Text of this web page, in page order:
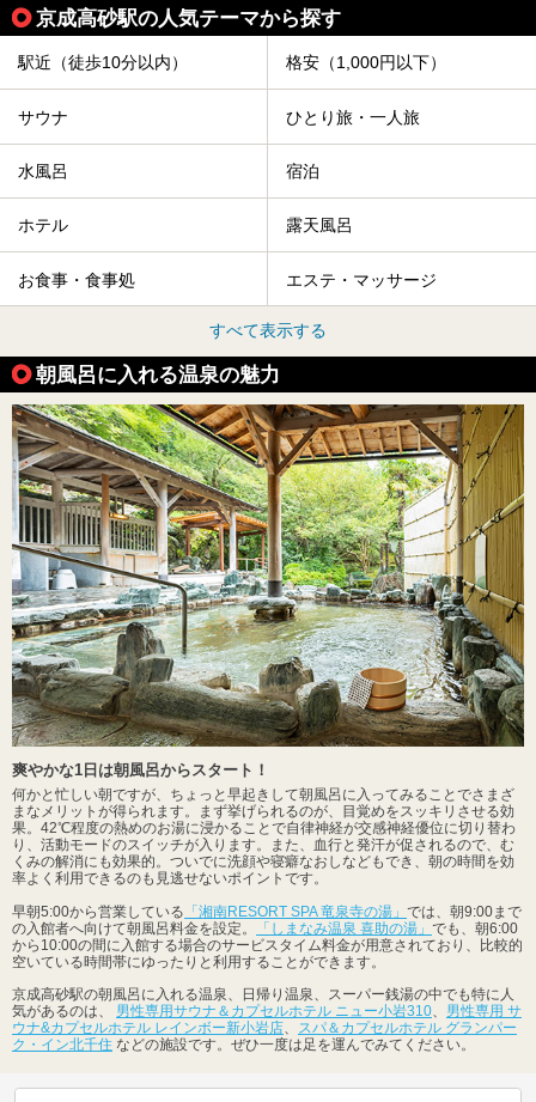
京成高砂駅の人気テーマから探す
駅近（徒歩10分以内） 格安（1,000円以下）
サウナ ひとり旅・一人旅
水風呂 宿泊
ホテル 露天風呂
お食事・食事処 エステ・マッサージ
すべて表示する
朝風呂に入れる温泉の魅力
爽やかな1日は朝風呂からスタート！
何かと忙しい朝ですが、ちょっと早起きして朝風呂に入ってみることでさまざ
まなメリットが得られます。まず挙げられるのが、目覚めをスッキリさせる効
果。42℃程度の熱めのお湯に浸かることで自律神経が交感神経優位に切り替わ
り、活動モードのスイッチが入ります。また、血行と発汗が促されるので、む
くみの解消にも効果的。ついでに洗顔や寝癖なおしなどもでき、朝の時間を効
率よく利用できるのも見逃せないポイントです。
早朝5:00から営業している 「湘南RESORT SPA 竜泉寺の湯」 では、朝9:00まで
の入館者へ向けて朝風呂料金を設定。
「しまなみ温泉 喜助の湯」 でも、朝6:00
から10:00の間に入館する場合のサービスタイム料金が用意されており、比較的
空いている時間帯にゆったりと利用することができます。
京成高砂駅の朝風呂に入れる温泉、日帰り温泉、スーパー銭湯の中でも特に人
気があるのは、 男性専用サウナ＆カプセルホテル ニュー小岩310
男性専用 サ
ウナ&カプセルホテル レインボー新小岩店
スパ＆カプセルホテル グランパー
ク・イン北千住 などの施設です。ぜひ一度は足を運んでみてください。